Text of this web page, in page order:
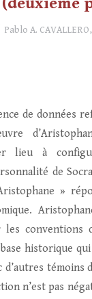
Pablo A.
de données
lieu à
de
»
conventions
historique
d’autres témoins
n’est pas